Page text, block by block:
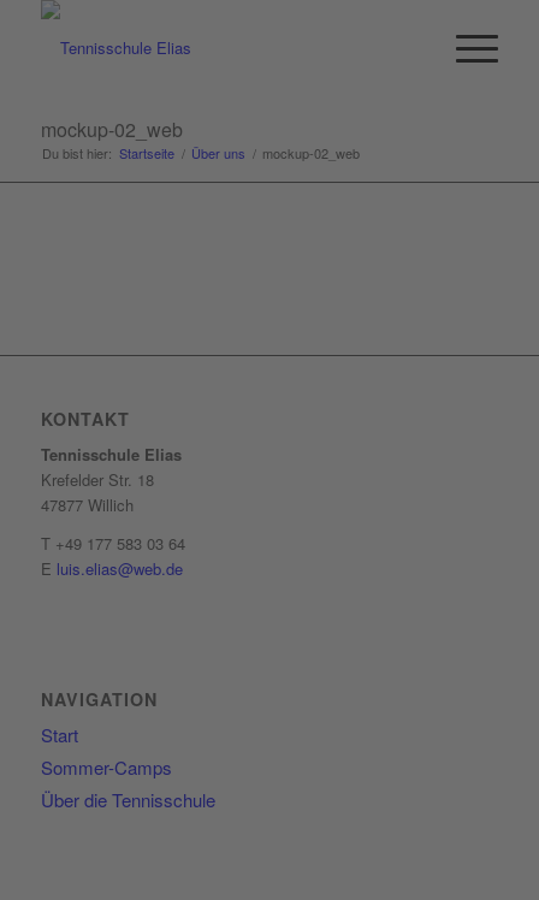
mockup-02_web
Du bist hier: Startseite / Über uns / mockup-02_web
KONTAKT
Tennisschule Elias
Krefelder Str. 18
47877 Willich
T +49 177 583 03 64
E luis.elias@web.de
NAVIGATION
Start
Sommer-Camps
Über die Tennisschule